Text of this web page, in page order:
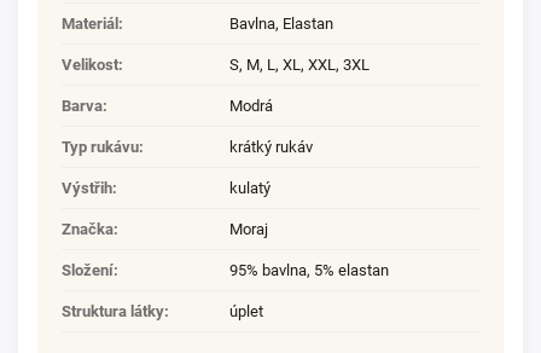
Materiál : Bavlna, Elastan
Velikost: S, M, L, XL, XXL, 3XL
Barva: Modrá
Typ rukávu: krátký rukáv
Výstřih: kulatý
Značka: Moraj
Složení: 95% bavlna, 5% elastan
Struktura látky: úplet